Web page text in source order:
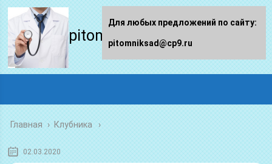
pitomniksad.ru
Главная › Клубника
02.03.2020
Для любых предложений по сайту:
pitomniksad@cp9.ru